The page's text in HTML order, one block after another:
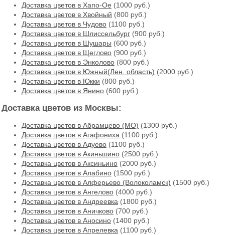
Доставка цветов в Хапо-Ое (1000 руб.)
Доставка цветов в Хвойный (800 руб.)
Доставка цветов в Чудово (1100 руб.)
Доставка цветов в Шлиссельбург (900 руб.)
Доставка цветов в Шушары (600 руб.)
Доставка цветов в Щеглово (900 руб.)
Доставка цветов в Энколово (800 руб.)
Доставка цветов в Южный(Лен. область) (2000 руб.)
Доставка цветов в Юкки (800 руб.)
Доставка цветов в Янино (600 руб.)
Доставка цветов из Москвы:
Доставка цветов в Абрамцево (МО) (1300 руб.)
Доставка цветов в Агафониха (1100 руб.)
Доставка цветов в Адуево (1100 руб.)
Доставка цветов в Акиньшино (2500 руб.)
Доставка цветов в Аксиньино (2000 руб.)
Доставка цветов в Алабино (1500 руб.)
Доставка цветов в Алферьево (Волоколамск) (1500 руб.)
Доставка цветов в Ангелово (4000 руб.)
Доставка цветов в Андреевка (1800 руб.)
Доставка цветов в Аничково (700 руб.)
Доставка цветов в Аносино (1400 руб.)
Доставка цветов в Апрелевка (1100 руб.)